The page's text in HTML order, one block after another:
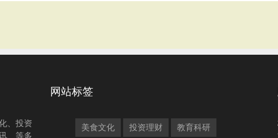
、投资
、等多
网站标签
美食文化 投资理财 教育科研